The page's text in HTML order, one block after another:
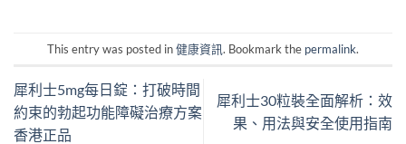
This entry was posted in健康資訊. Bookmark the permalink.
犀利士5mg每日錠：打破時間
約束的勃起功能障礙治療方案
香港正品
犀利士30粒裝全面解析：效
果、用法與安全使用指南